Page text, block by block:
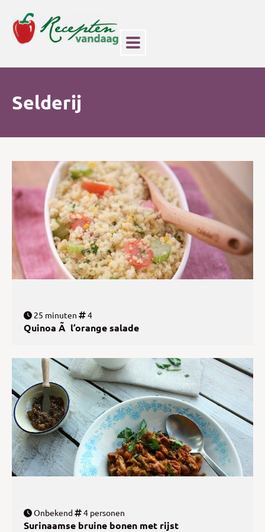
Selderij
25 minuten 4
Quinoa Ã l’orange salade
Onbekend 4 personen
Surinaamse bruine bonen met rijst